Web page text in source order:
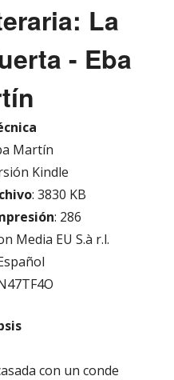
La
- Eba
Martín
Kindle
: 3830 KB
: 286
Media EU S.à r.l.
con un conde